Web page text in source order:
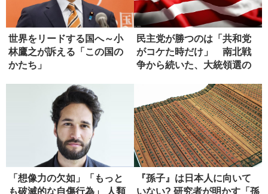
世界をリードする国へ～小
林鷹之が訴える「この国の
かたち」
民主党が勝つのは「共和党
がコケた時だけ」 南北戦
争から続いた、大統領選の
「想像力の欠如」「もっと
も破滅的な自傷行為」 人類
『孫子』は日本人に向いて
いない? 研究者が明かす「孫